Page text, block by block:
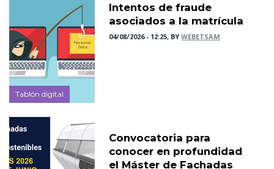
Tablón digital
Intentos de fraude
asociados a la matrícula
04/08/2026 - 12:25, BYWEBETSAM
Convocatoria para
conocer en profundidad
el Máster de Fachadas